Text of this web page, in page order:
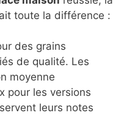
toute la différence :
des grains
de qualité. Les
moyenne
pour les versions
leurs notes